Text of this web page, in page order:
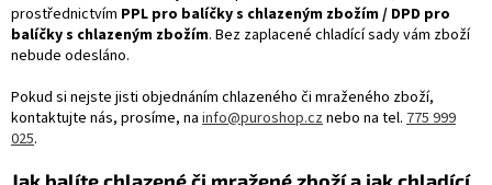
prostřednictvím PPL pro balíčky s chlazeným zbožím / DPD pro
balíčky s chlazeným zbožím. Bez zaplacené chladící sady vám zboží
nebude odesláno.
Pokud si nejste jisti objednáním chlazeného či mraženého zboží,
kontaktujte nás, prosíme, na info@puroshop.cznebo na tel. 775 999
025.